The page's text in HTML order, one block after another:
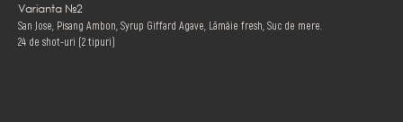
Varianta №2
San Jose, Pisang Ambon, Syrup Giffard Agave, Lămâie fresh, Suc de mere.
24 de shot-uri (2 tipuri)